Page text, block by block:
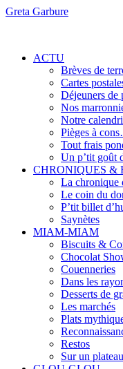
Greta Garbure
ACTU
Brèves de
Cartes
Déjeuners de
Nos
Notre
Pièges à
Tout frais
Un p’tit goût
CHRONIQUES &
La chronique
Le coin du
P’tit billet
Saynètes
MIAM-MIAM
Biscuits &
Chocolat
Couenneries
Dans les
Desserts de
Les marchés
Plats
Restos
Sur un plateau